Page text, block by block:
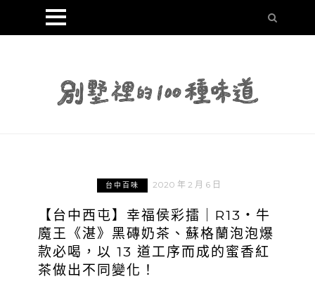
台中百味 2020 年 2 月 6 日
【台中西屯】幸福侯彩擂｜R13・牛
魔王《湛》黑磚奶茶、蘇格蘭泡泡爆
款必喝，以 13 道工序而成的蜜香紅
茶做出不同變化！